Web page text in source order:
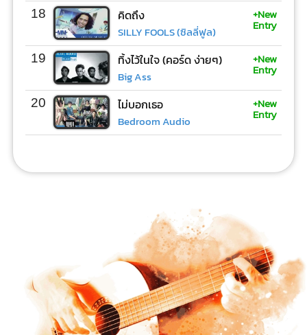
18 คิดถึง
SILLY FOOLS (ซิลลี่ฟูล)
+New
Entry
19 ทิ้งไว้ในใจ (คอร์ด ง่ายๆ)
Big Ass
+New
Entry
20 ไม่บอกเธอ
Bedroom Audio
+New
Entry